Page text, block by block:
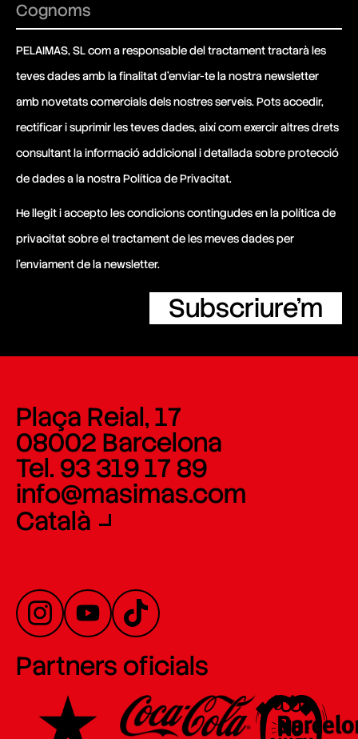
PELAIMAS, SL com a responsable del tractament tractarà les
teves dades amb la finalitat d’enviar-te la nostra newsletter
amb novetats comercials dels nostres serveis. Pots accedir,
rectificar i suprimir les teves dades, així com exercir altres drets
consultant la informació addicional i detallada sobre protecció
de dades a la nostraPolítica de Privacitat.
He llegit i accepto les condicions contingudes en la política de
privacitat sobre el tractament de les meves dades per
l’enviament de la newsletter.
Subscriure'm
Plaça Reial, 17
08002 Barcelona
Tel. 93 319 17 89
info@masimas.com
Català
Partners oficials